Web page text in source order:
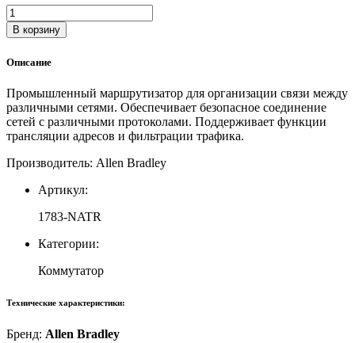
Количество
товара
Маршрутизатор
Bradley
NATR
В корзину
Описание
Промышленный маршрутизатор для организации связи между
различными сетями. Обеспечивает безопасное соединение
сетей с различными протоколами. Поддерживает функции
трансляции адресов и фильтрации трафика.
Производитель: Allen Bradley
Артикул:
1783-NATR
Категории:
Коммутатор
Технические характеристики:
Бренд: Allen Bradley